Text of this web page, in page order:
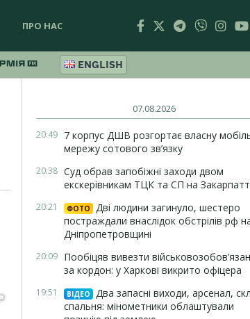
ПРО НАС
ENGLISH
07.08.2026
20:49 7 корпус ДШВ розгортає власну
мережу сотового зв’язку
20:38 Суд обрав запобіжні заходи двом
екскерівникам ТЦК та СП на
20:21 ФОТО
Дві людини загинуло, шестеро
постраждали внаслідок обстрілів рф
Дніпропетровщині
20:09 Пообіцяв вивезти
за кордон: у Харкові викрито офіцера
19:51 ВІДЕО
Два запасні виходи, арсенал,
спальня: мінометники облаштували